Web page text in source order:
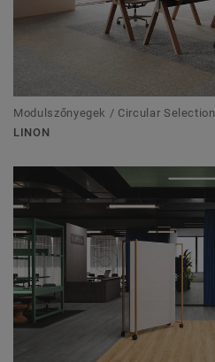
Modulszőnyegek / Circular Selection
LINON